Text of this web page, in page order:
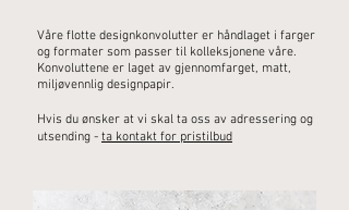
Våre flotte designkonvolutter er håndlaget i farger
og formater som passer til kolleksjonene våre.
Konvoluttene er laget av gjennomfarget, matt,
miljøvennlig designpapir.
Hvis du ønsker at vi skal ta oss av adressering og
utsending - ta kontakt for pristilbud